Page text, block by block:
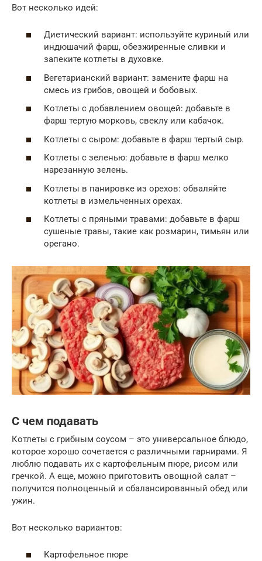
Вот несколько идей:
Диетический вариант: используйте куриный или
индюшачий фарш, обезжиренные сливки и
запеките котлеты в духовке.
Вегетарианский вариант: замените фарш на
смесь из грибов, овощей и бобовых.
Котлеты с добавлением овощей: добавьте в
фарш тертую морковь, свеклу или кабачок.
Котлеты с сыром: добавьте в фарш тертый сыр.
Котлеты с зеленью: добавьте в фарш мелко
нарезанную зелень.
Котлеты в панировке из орехов: обваляйте
котлеты в измельченных орехах.
Котлеты с пряными травами: добавьте в фарш
сушеные травы, такие как розмарин, тимьян или
орегано.
С чем подавать
Котлеты с грибным соусом – это универсальное блюдо,
которое хорошо сочетается с различными гарнирами. Я
люблю подавать их с картофельным пюре, рисом или
гречкой. А еще, можно приготовить овощной салат –
получится полноценный и сбалансированный обед или
ужин.
Вот несколько вариантов:
Картофельное пюре